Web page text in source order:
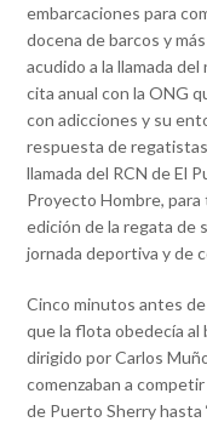
embarcaciones para
docena de barcos y
acudido a la llamada
cita anual con la ONG
con adicciones y su
respuesta de
llamada del RCN de El
Proyecto Hombre,
edición de la regata de
jornada deportiva y de
Cinco minutos antes
que la flota obedecía al
dirigido por Carlos
comenzaban a
de Puerto Sherry hasta